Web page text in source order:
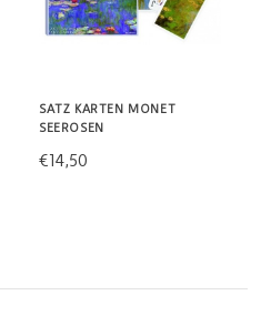
SATZ KARTEN MONET
SEEROSEN
€14,50